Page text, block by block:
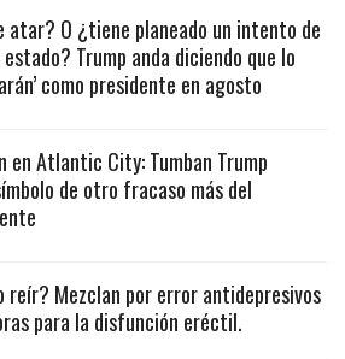
atar? O ¿tiene planeado un intento de
Trump anda diciendo que lo
como presidente en agosto
en Atlantic City: Tumban Trump
de otro fracaso más del
reír? Mezclan por error antidepresivos
para la disfunción eréctil.